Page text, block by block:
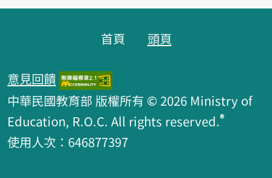
首頁 頭頁
意見回饋
中華民國教育部 版權所有 © 2026 Ministry of
Education, R.O.C. All rights reserved.®
使用人次：646877397